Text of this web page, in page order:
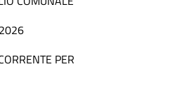
PER